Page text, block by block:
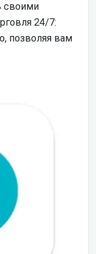
своими
24/7:
позволяя вам